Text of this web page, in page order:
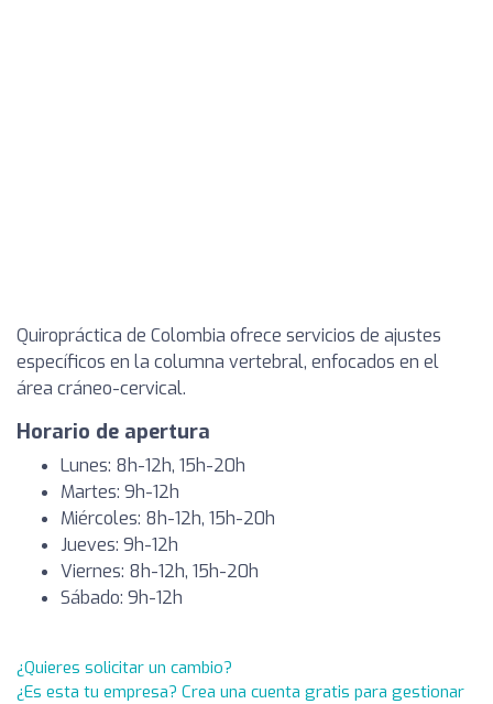
Quiropráctica de Colombia ofrece servicios de ajustes
específicos en la columna vertebral, enfocados en el
área cráneo-cervical.
Horario de apertura
Lunes: 8h-12h, 15h-20h
Martes: 9h-12h
Miércoles: 8h-12h, 15h-20h
Jueves: 9h-12h
Viernes: 8h-12h, 15h-20h
Sábado: 9h-12h
¿Quieres solicitar un cambio?
¿Es esta tu empresa? Crea una cuenta gratis para gestionar